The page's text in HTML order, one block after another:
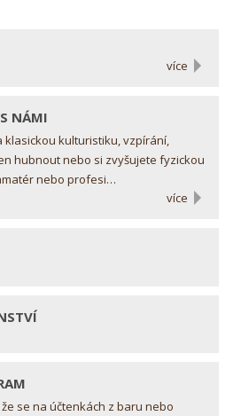
více
NÁMI
klasickou kulturistiku, vzpírání,
hubnout nebo si zvyšujete fyzickou
nebo profesi…
více
se na účtenkách z baru nebo